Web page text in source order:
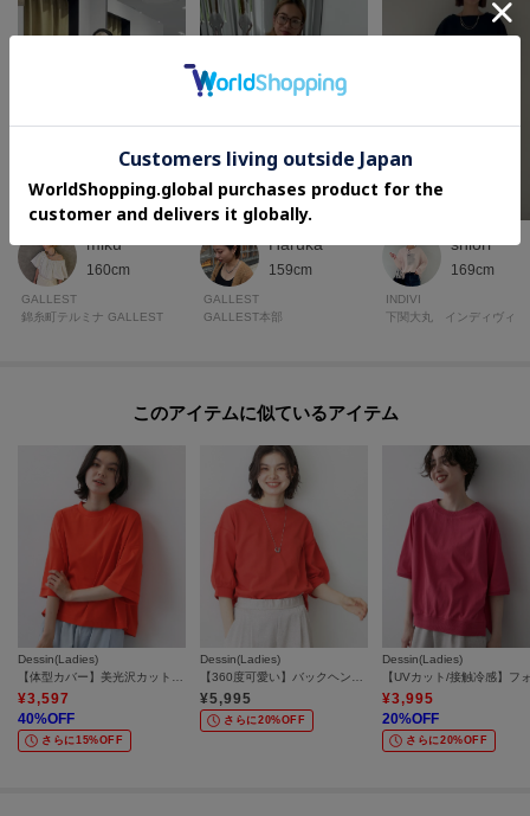
miku
160cm
GALLEST
錦糸町テルミナ GALLEST
Haruka
159cm
GALLEST
GALLEST本部
shiori
169cm
INDIVI
下関大丸 インディヴィ
このアイテムに似ているアイテム
Dessin(Ladies)
¥3,597
40%OFF
さらに15%OFF
Dessin(Ladies)
¥5,995
さらに20%OFF
Dessin(Ladies)
¥3,995
20%OFF
さらに20%OFF